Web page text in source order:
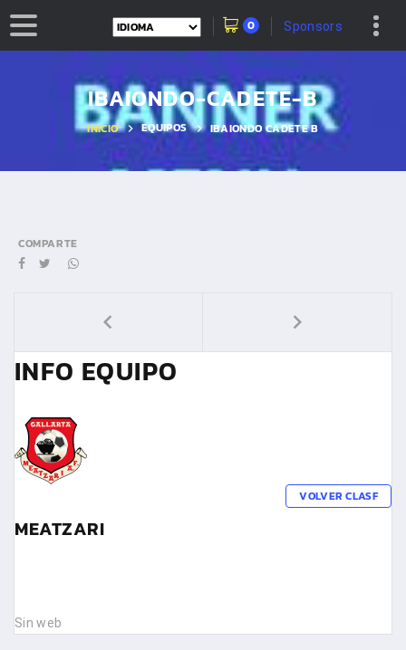
0 Sponsors
IBAIONDO-CADETE-B
INICIO EQUIPOS IBAIONDO CADETE B
COMPARTE
INFO EQUIPO
VOLVER CLASF
MEATZARI
Sin web